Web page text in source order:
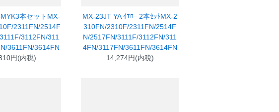
本セットMX-
2311FN/2514F
3112FN/311
3611FN/3614FN
円(内税)
MX-23JT YA ｲｴﾛｰ 2本ｾｯﾄMX-2
310FN/2310F/2311FN/2514F
N/2517FN/3111F/3112FN/311
4FN/3117FN/3611FN/3614FN
14,274円(内税)